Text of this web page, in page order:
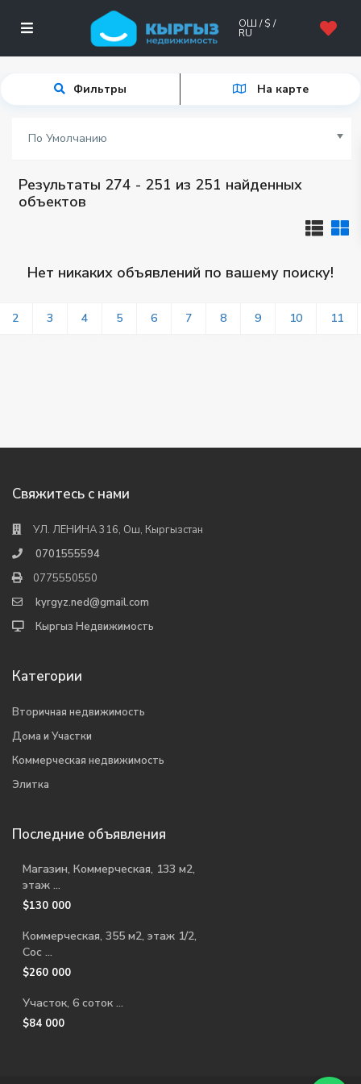
ОШ / $ /
RU
Фильтры На карте
По Умолчанию
Результаты 274 - 251 из 251 найденных
объектов
Нет никаких объявлений по вашему поиску!
2 3 4 5 6 7 8 9 10 11
Свяжитесь с нами
УЛ. ЛЕНИНА 316, Ош, Кыргызстан
0701555594
0775550550
kyrgyz.ned@gmail.com
Кыргыз Недвижимость
Категории
Вторичная недвижимость
Дома и Участки
Коммерческая недвижимость
Элитка
Последние объявления
Магазин, Коммерческая, 133 м2,
этаж ...
$130 000
Коммерческая, 355 м2, этаж 1/2,
Сос ...
$260 000
Участок, 6 соток ...
$84 000